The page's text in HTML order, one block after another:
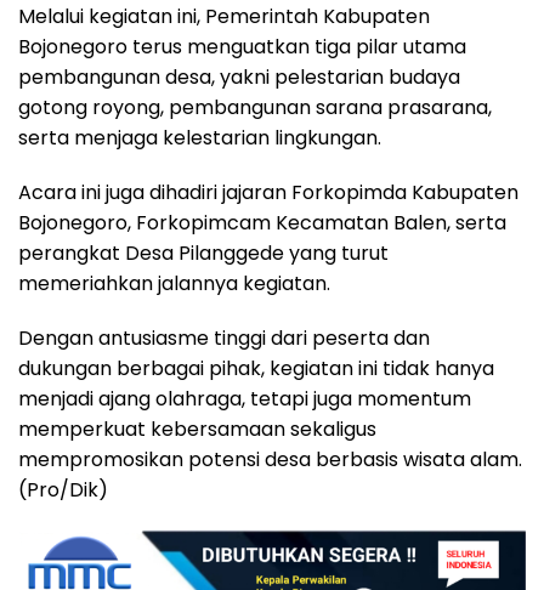
Melalui kegiatan ini, Pemerintah Kabupaten
Bojonegoro terus menguatkan tiga pilar utama
pembangunan desa, yakni pelestarian budaya
gotong royong, pembangunan sarana prasarana,
serta menjaga kelestarian lingkungan.
Acara ini juga dihadiri jajaran Forkopimda Kabupaten
Bojonegoro, Forkopimcam Kecamatan Balen, serta
perangkat Desa Pilanggede yang turut
memeriahkan jalannya kegiatan.
Dengan antusiasme tinggi dari peserta dan
dukungan berbagai pihak, kegiatan ini tidak hanya
menjadi ajang olahraga, tetapi juga momentum
memperkuat kebersamaan sekaligus
mempromosikan potensi desa berbasis wisata alam.
(Pro/Dik)